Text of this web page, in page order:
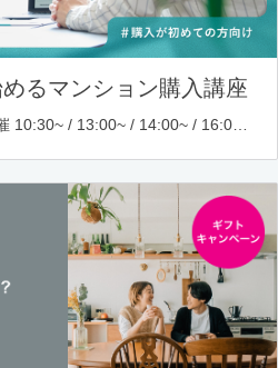
るマンション購入講座
木・金・土・日・祝日開催 10:30~ / 13:00~ / 14:00~ / 16:00~ / 17:00~/ 18:30~/ 19:30~